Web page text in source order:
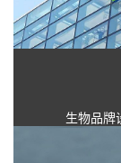
生物品牌